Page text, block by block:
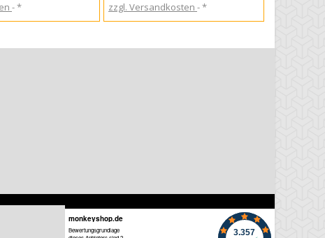
* zzgl. Versandkosten *